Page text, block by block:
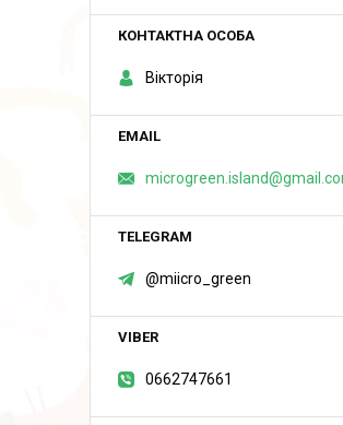
Вікторія
@miicro_green
0662747661